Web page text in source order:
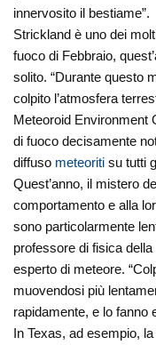
innervosito il bestiame”.
Strickland è uno dei
fuoco di Febbraio,
solito. “Durante questo
colpito l’atmosfera
Meteoroid Environment
di fuoco decisamente
diffuso meteoriti su tutti
Quest’anno, il mistero
comportamento e alla
sono particolarmente
professore di fisica
esperto di meteore.
muovendosi più
rapidamente, e lo fanno
In Texas, ad esempio,